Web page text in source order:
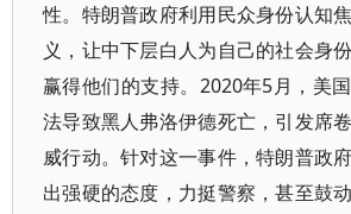
性。特朗普政府利用民众身份认知
义，让中下层白人为自己的社会身
赢得他们的支持。2020年5月，美
法导致黑人弗洛伊德死亡，引发席
威行动。针对这一事件，特朗普政
出强硬的态度，力挺警察，甚至鼓